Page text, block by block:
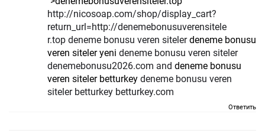
http://nicosoap.com/shop/display_cart?
return_url=http://denemebonusuverensitele
r.top deneme bonusu veren sitelerdeneme bonusu
veren siteler yeni deneme bonusu veren siteler
denemebonusu2026.com and deneme bonusu
veren siteler betturkey deneme bonusu veren
siteler betturkey betturkey.com
Ответить